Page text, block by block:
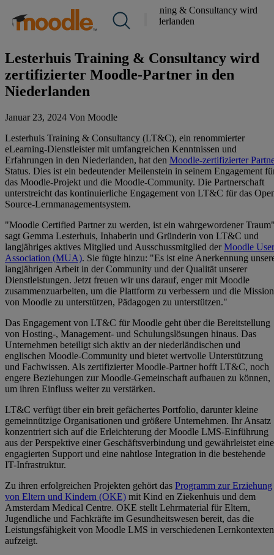
Inhalt
springen
Produkte
Dienstleistungen
Über uns
Ressourcen
Kontakt
RFP einreichen
Moodle erhalten
Einloggen
Nachrichten
Lesterhuis Training & Consultancy wird
zertifizierter Moodle-Partner in den Niederlanden
Medien & PR Moodle-Partner
Lesterhuis Training & Consultancy wird
zertifizierter Moodle-Partner in den
Niederlanden
Januar 23, 2024 Von Moodle
Lesterhuis Training & Consultancy (LT&C), ein renommierter
eLearning-Dienstleister mit umfangreichen Kenntnissen und
Erfahrungen in den Niederlanden, hat den Moodle-zertifizierter
Status. Dies ist ein bedeutender Meilenstein in seinem Engagement
das Moodle-Projekt und die Moodle-Community. Die Partnerschaft
unterstreicht das kontinuierliche Engagement von LT&C für das
Source-Lernmanagementsystem.
"Moodle Certified Partner zu werden, ist ein wahrgewordener
sagt Gemma Lesterhuis, Inhaberin und Gründerin von LT&C und
langjähriges aktives Mitglied und Ausschussmitglied derMoodle
Association (MUA). Sie fügte hinzu: "Es ist eine Anerkennung
langjährigen Arbeit in der Community und der Qualität unserer
Dienstleistungen. Jetzt freuen wir uns darauf, enger mit Moodle
zusammenzuarbeiten, um die Plattform zu verbessern und die Mission
von Moodle zu unterstützen, Pädagogen zu unterstützen."
Das Engagement von LT&C für Moodle geht über die Bereitstellung
von Hosting-, Management- und Schulungslösungen hinaus. Das
Unternehmen beteiligt sich aktiv an der niederländischen und
englischen Moodle-Community und bietet wertvolle Unterstützung
und Fachwissen. Als zertifizierter Moodle-Partner hofft LT&C, noch
engere Beziehungen zur Moodle-Gemeinschaft aufbauen zu können,
um ihren Einfluss weiter zu verstärken.
LT&C verfügt über ein breit gefächertes Portfolio, darunter kleine
gemeinnützige Organisationen und größere Unternehmen. Ihr Ansatz
konzentriert sich auf die Erleichterung der Moodle LMS-Einführung
aus der Perspektive einer Geschäftsverbindung und gewährleistet
engagierten Support und eine nahtlose Integration in die bestehende
IT-Infrastruktur.
Zu ihren erfolgreichen Projekten gehört das Programm zur Erziehung
von Eltern und Kindern (OKE) mit Kind en Ziekenhuis und dem
Amsterdam Medical Centre. OKE stellt Lehrmaterial für Eltern,
Jugendliche und Fachkräfte im Gesundheitswesen bereit, das die
Leistungsfähigkeit von Moodle LMS in verschiedenen Lernkontexten
aufzeigt.